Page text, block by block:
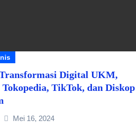
Digital UKM,
TikTok, dan Diskop
Mei 16, 2024